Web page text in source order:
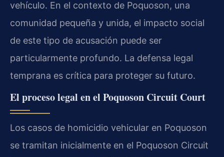
vehículo. En el contexto de Poquoson, una
comunidad pequeña y unida, el impacto social
de este tipo de acusación puede ser
particularmente profundo. La defensa legal
temprana es crítica para proteger su futuro.
El proceso legal en el Poquoson Circuit Court
Los casos de homicidio vehicular en Poquoson
se tramitan inicialmente en el Poquoson Circuit